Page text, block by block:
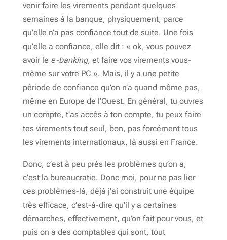
venir faire les virements pendant quelques
semaines à la banque, physiquement, parce
qu’elle n’a pas confiance tout de suite. Une fois
qu’elle a confiance, elle dit : « ok, vous pouvez
avoir le e-banking, et faire vos virements vous-
même sur votre PC ». Mais, il y a une petite
période de confiance qu’on n’a quand même pas,
même en Europe de l’Ouest. En général, tu ouvres
un compte, t’as accès à ton compte, tu peux faire
tes virements tout seul, bon, pas forcément tous
les virements internationaux, là aussi en France.
Donc, c’est à peu près les problèmes qu’on a,
c’est la bureaucratie. Donc moi, pour ne pas lier
ces problèmes-là, déjà j’ai construit une équipe
très efficace, c’est-à-dire qu’il y a certaines
démarches, effectivement, qu’on fait pour vous, et
puis on a des comptables qui sont, tout